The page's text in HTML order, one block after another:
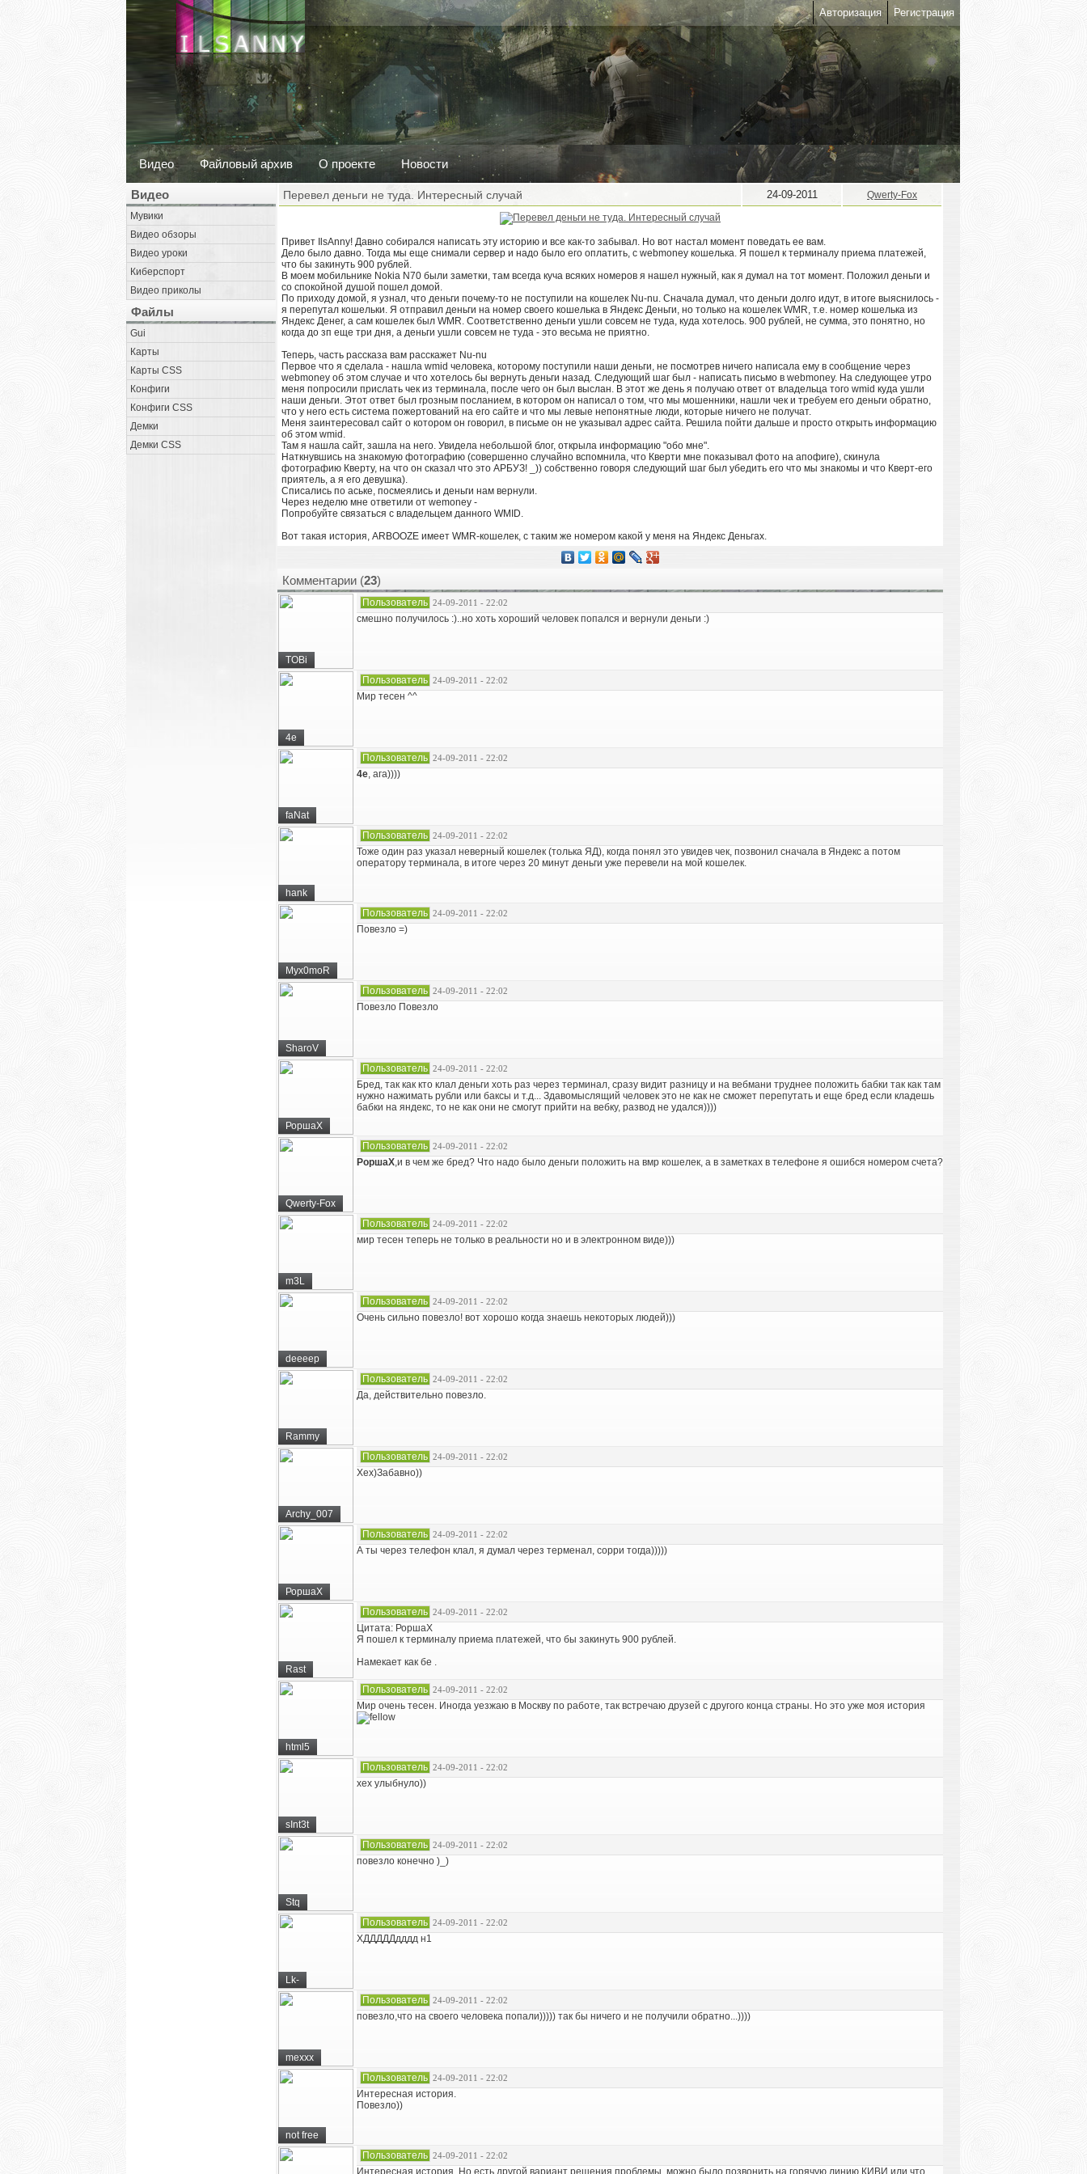
Авторизация Регистрация
Видео Файловый архив О проекте Новости
Видео
Мувики
Видео обзоры
Видео уроки
Киберспорт
Видео приколы
Файлы
Gui
Карты
Карты CSS
Конфиги
Конфиги CSS
Демки
Демки CSS
Перевел деньги не туда. Интересный случай 24-09-2011 Qwerty-Fox
Привет IlsAnny! Давно собирался написать эту историю и все как-то забывал. Но вот настал момент поведать ее вам.
Дело было давно. Тогда мы еще снимали сервер и надо было его оплатить, с webmoney кошелька. Я пошел к терминалу приема платежей,
что бы закинуть 900 рублей.
В моем мобильнике Nokia N70 были заметки, там всегда куча всяких номеров я нашел нужный, как я думал на тот момент. Положил деньги и
со спокойной душой пошел домой.
По приходу домой, я узнал, что деньги почему-то не поступили на кошелек Nu-nu. Сначала думал, что деньги долго идут, в итоге выяснилось -
я перепутал кошельки. Я отправил деньги на номер своего кошелька в Яндекс Деньги, но только на кошелек WMR, т.е. номер кошелька из
Яндекс Денег, а сам кошелек был WMR. Соответственно деньги ушли совсем не туда, куда хотелось. 900 рублей, не сумма, это понятно, но
когда до зп еще три дня, а деньги ушли совсем не туда - это весьма не приятно.
Теперь, часть рассказа вам расскажет Nu-nu
Первое что я сделала - нашла wmid человека, которому поступили наши деньги, не посмотрев ничего написала ему в сообщение через
webmoney об этом случае и что хотелось бы вернуть деньги назад. Следующий шаг был - написать письмо в webmoney. На следующее утро
меня попросили прислать чек из терминала, после чего он был выслан. В этот же день я получаю ответ от владельца того wmid куда ушли
наши деньги. Этот ответ был грозным посланием, в котором он написал о том, что мы мошенники, нашли чек и требуем его деньги обратно,
что у него есть система пожертований на его сайте и что мы левые непонятные люди, которые ничего не получат.
Меня заинтересовал сайт о котором он говорил, в письме он не указывал адрес сайта. Решила пойти дальше и просто открыть информацию
об этом wmid.
Там я нашла сайт, зашла на него. Увидела небольшой блог, открыла информацию "обо мне".
Наткнувшись на знакомую фотографию (совершенно случайно вспомнила, что Кверти мне показывал фото на апофиге), скинула
фотографию Кверту, на что он сказал что это АРБУЗ! _)) собственно говоря следующий шаг был убедить его что мы знакомы и что Кверт-его
приятель, а я его девушка).
Списались по аське, посмеялись и деньги нам вернули.
Через неделю мне ответили от wemoney -
Попробуйте связаться с владельцем данного WMID.
Вот такая история, ARBOOZE имеет WMR-кошелек, с таким же номером какой у меня на Яндекс Деньгах.
Комментарии (23)
TOBi
Пользователь 24-09-2011 - 22:02
смешно получилось :)..но хоть хороший человек попался и вернули деньги :)
4e
Пользователь 24-09-2011 - 22:02
Мир тесен ^^
faNat
Пользователь 24-09-2011 - 22:02
4e, ага))))
hank
Пользователь 24-09-2011 - 22:02
Тоже один раз указал неверный кошелек (толька ЯД), когда понял это увидев чек, позвонил сначала в Яндекс а потом
оператору терминала, в итоге через 20 минут деньги уже перевели на мой кошелек.
Myx0moR
Пользователь 24-09-2011 - 22:02
Повезло =)
SharoV
Пользователь 24-09-2011 - 22:02
Повезло Повезло
РоршаХ
Пользователь 24-09-2011 - 22:02
Бред, так как кто клал деньги хоть раз через терминал, сразу видит разницу и на вебмани труднее положить бабки так как там
нужно нажимать рубли или баксы и т.д... Здавомыслящий человек это не как не сможет перепутать и еще бред если кладешь
бабки на яндекс, то не как они не смогут прийти на вебку, развод не удался))))
Qwerty-Fox
Пользователь 24-09-2011 - 22:02
РоршаХ,и в чем же бред? Что надо было деньги положить на вмр кошелек, а в заметках в телефоне я ошибся номером счета?
m3L
Пользователь 24-09-2011 - 22:02
мир тесен теперь не только в реальности но и в электронном виде)))
deeeep
Пользователь 24-09-2011 - 22:02
Очень сильно повезло! вот хорошо когда знаешь некоторых людей)))
Rammy
Пользователь 24-09-2011 - 22:02
Да, действительно повезло.
Archy_007
Пользователь 24-09-2011 - 22:02
Хех)Забавно))
РоршаХ
Пользователь 24-09-2011 - 22:02
А ты через телефон клал, я думал через терменал, сорри тогда)))))
Rast
Пользователь 24-09-2011 - 22:02
Цитата: РоршаХ
Я пошел к терминалу приема платежей, что бы закинуть 900 рублей.
Намекает как бе .
html5
Пользователь 24-09-2011 - 22:02
Мир очень тесен. Иногда уезжаю в Москву по работе, так встречаю друзей с другого конца страны. Но это уже моя история
sInt3t
Пользователь 24-09-2011 - 22:02
хех улыбнуло))
Stq
Пользователь 24-09-2011 - 22:02
повезло конечно )_)
Lk-
Пользователь 24-09-2011 - 22:02
ХДДДДДдддд н1
mexxx
Пользователь 24-09-2011 - 22:02
повезло,что на своего человека попали))))) так бы ничего и не получили обратно...))))
not free
Пользователь 24-09-2011 - 22:02
Интересная история.
Повезло))
Пользователь 24-09-2011 - 22:02
Интересная история. Но есть другой вариант решения проблемы, можно было позвонить на горячую линию КИВИ или что